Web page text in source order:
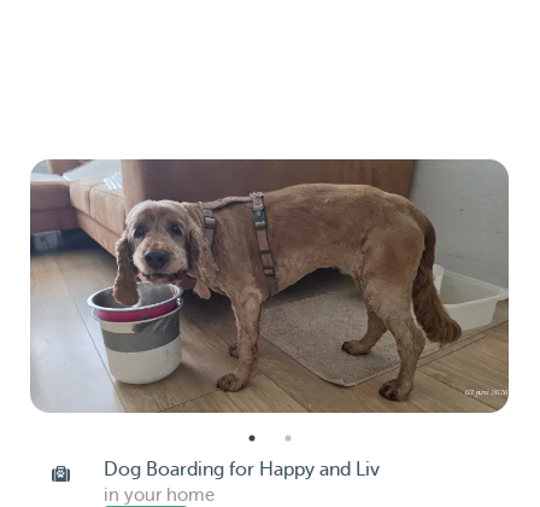
Dog Boarding for Happy and Liv
in your home